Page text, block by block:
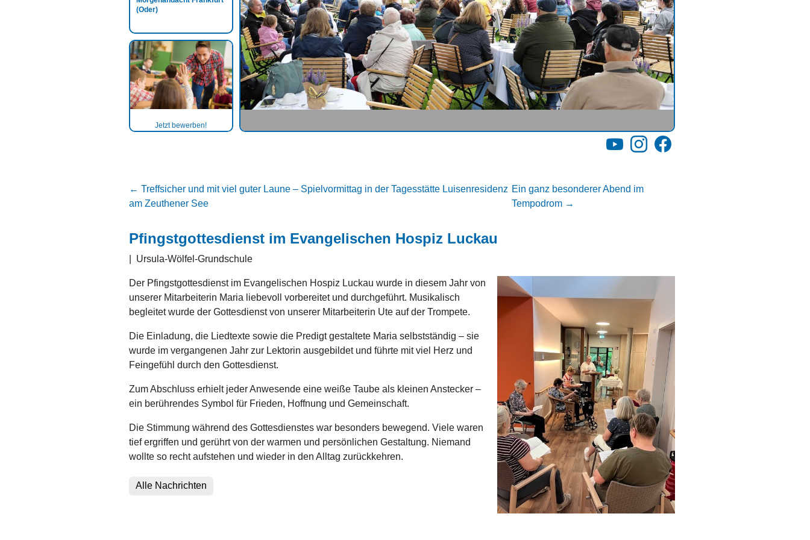
(Oder)
Jetzt bewerben!
YouTubeInstagramFacebook
← Treffsicher und mit viel guter Laune – Spielvormittag in der Tagesstätte Luisenresidenz
am Zeuthener See
Ein ganz besonderer Abend im
Tempodrom →
Pfingstgottesdienst im Evangelischen Hospiz Luckau
Ursula-Wölfel-Grundschule
Der Pfingstgottesdienst im Evangelischen Hospiz Luckau wurde in diesem Jahr von
unserer Mitarbeiterin Maria liebevoll vorbereitet und durchgeführt. Musikalisch
begleitet wurde der Gottesdienst von unserer Mitarbeiterin Ute auf der Trompete.
Die Einladung, die Liedtexte sowie die Predigt gestaltete Maria selbstständig – sie
wurde im vergangenen Jahr zur Lektorin ausgebildet und führte mit viel Herz und
Feingefühl durch den Gottesdienst.
Zum Abschluss erhielt jeder Anwesende eine weiße Taube als kleinen Anstecker –
ein berührendes Symbol für Frieden, Hoffnung und Gemeinschaft.
Die Stimmung während des Gottesdienstes war besonders bewegend. Viele waren
tief ergriffen und gerührt von der warmen und persönlichen Gestaltung. Niemand
wollte so recht aufstehen und wieder in den Alltag zurückkehren.
Alle Nachrichten